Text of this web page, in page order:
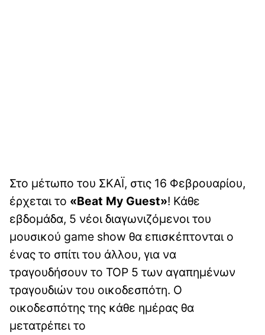
Στο μέτωπο του ΣΚΑΪ, στις 16 Φεβρουαρίου,
έρχεται το «Beat My Guest»! Κάθε
εβδομάδα, 5 νέοι διαγωνιζόμενοι του
μουσικού game show θα επισκέπτονται ο
ένας το σπίτι του άλλου, για να
τραγουδήσουν το TOP 5 των αγαπημένων
τραγουδιών του οικοδεσπότη. Ο
οικοδεσπότης της κάθε ημέρας θα
μετατρέπει το